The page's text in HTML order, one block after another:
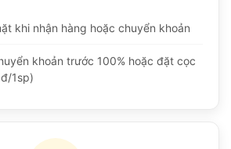
khi nhận hàng hoặc chuyển khoản
khoản trước 100% hoặc đặt cọc
1sp)